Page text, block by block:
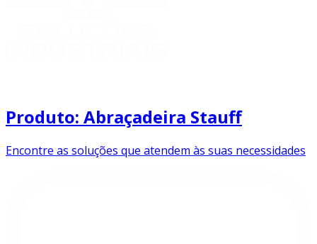
Produto: Abraçadeira Stauff
Encontre as soluções que atendem às suas necessidades